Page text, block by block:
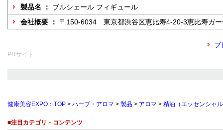
製品名 ： ブルシェール フィギュール
会社概要 ： 〒150-6034 東京都渋谷区恵比寿4-20-3恵比寿ガ
ブ
PRサイト
健康美容EXPO：TOP > ハーブ・アロマ > 製品 > アロマ > 精油（エッセンシャ
■注目カテゴリ・コンテンツ